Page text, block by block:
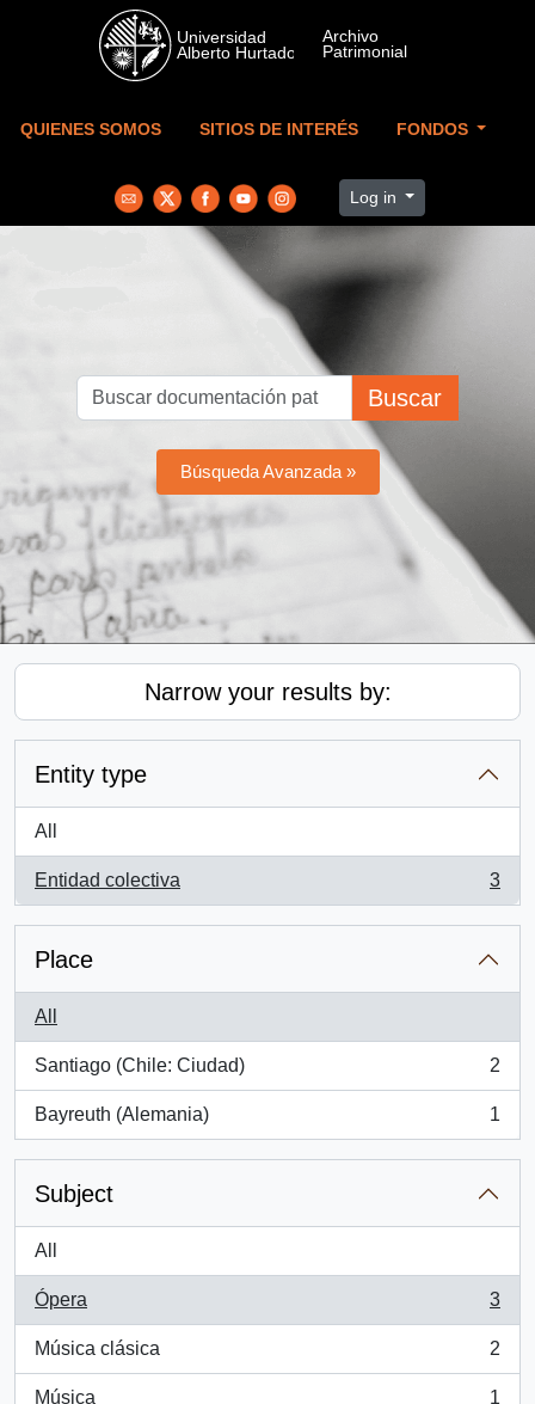
Skip to main content
QUIENES SOMOS SITIOS DE INTERÉS FONDOS
Log in
Buscar
Búsqueda Avanzada »
Narrow your results by:
Entity type
All
Entidad colectiva
, 3 results
3
Place
All
Santiago (Chile: Ciudad)
, 2 results
2
Bayreuth (Alemania)
, 1 results
1
Subject
All
Ópera
, 3 results
3
Música clásica
, 2 results
2
Música 1